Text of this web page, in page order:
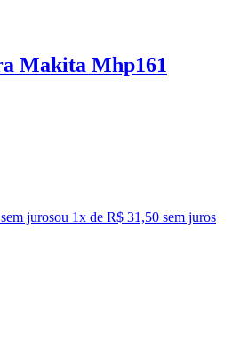
Makita Mhp161
jurosou 1x de R$ 31,50 sem juros